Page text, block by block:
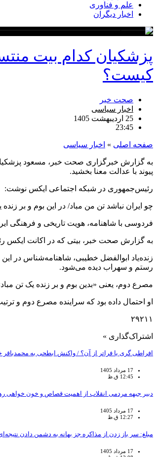
علم و فناوری
اخبار دیگران
پزشکیان کدام بیت
کیست؟
صحت خبر
اخبار سیاسی
25 اردیبهشت 1405
23:45
صفحه اصلی » اخبار سیاسی
به گزارش خبرگزاری صحت خبر، مسعود پزشکیان
پیوند با عدالت معنا بخشید.
رئیس‌جمهوری در شبکه اجتماعی ایکس نوشت:
چو ایران نباشد تن من مباد/ در این بوم و بر زنده
‌فردوسی با شاهنامه، هویت تاریخی و فرهنگی
به گزارش صحت خبر، بیتی که در اکانت ایکس
زنده‌یاد ابوالفضل خطیبی، شاهنامه‌شناس در
رستم و سهراب دیده می‌شود.
مصرع دوم، یعنی «بدین بوم و بر زنده یک تن
او احتمال داده بود که سراینده مصرع دوم و
۲۹۲۱۱
اشتراک‌گذاری »
افراطی گری یا فراتر از آن؟ / واکنش ابطحی به
17 مرداد 1405
12:45 ق.ظ
دبیر جبهه مردمی انقلاب از اهمیت قصاص و خون خواهی
17 مرداد 1405
12:27 ق.ظ
مبلغ: سر باز زدن از مذاکره‌ جز بهانه به دشمن دادن
17 مرداد 1405